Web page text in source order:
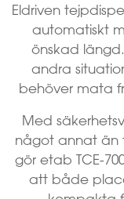
Eldriven
automatiskt
önskad
andra
behöver mata
Med
något annat än
gör etab TCE-
att både